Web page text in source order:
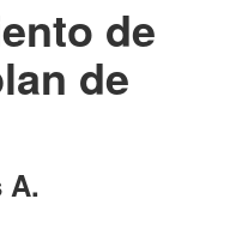
de
de
A.